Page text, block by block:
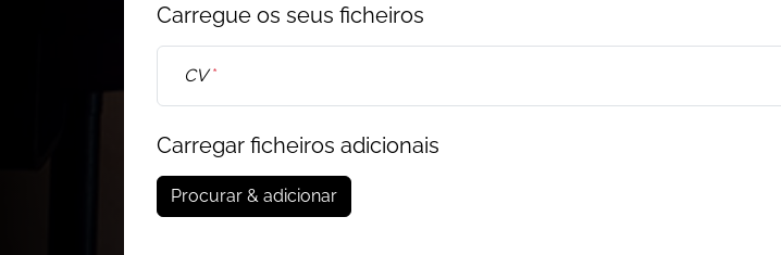
Carregue os seus ficheiros
CV *
Carregar ficheiros adicionais
Procurar & adicionar